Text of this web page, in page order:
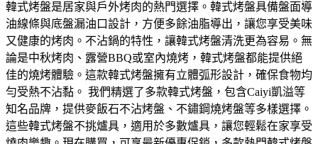
韓式烤盤是居家與戶外烤肉的熱門選擇。韓式烤盤具備盤面導
油線條與底盤漏油口設計，方便多餘油脂導出，讓您享受美味
又健康的烤肉。不沾鍋的特性，讓韓式烤盤清洗更為容易。無
論是中秋烤肉、露營BBQ或室內燒烤，韓式烤盤都能提供絕
佳的燒烤體驗。這款韓式烤盤擁有立體弧形設計，確保食物均
勻受熱不沾黏。 我們精選了多款韓式烤盤，包含Caiyi凱溢等
知名品牌，提供麥飯石不沾烤盤、不鏽鋼燒烤盤等多樣選擇。
這些韓式烤盤不挑爐具，適用於多數爐具，讓您輕鬆在家享受